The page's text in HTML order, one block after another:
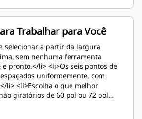
Trabalhar para Você
selecionar a partir da largura
sem nenhuma ferramenta
e pronto.</li> <li>Os seis pontos de
uniformemente, com
li> <li>Escolha o que melhor
giratórios de 60 pol ou 72 pol